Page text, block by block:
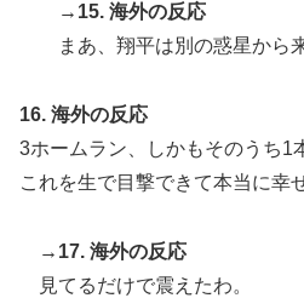
→15. 海外の反応
まあ、翔平は別の惑星から
16. 海外の反応
3ホームラン、しかもそのうち1
これを生で目撃できて本当に幸せ
→17. 海外の反応
見てるだけで震えたわ。